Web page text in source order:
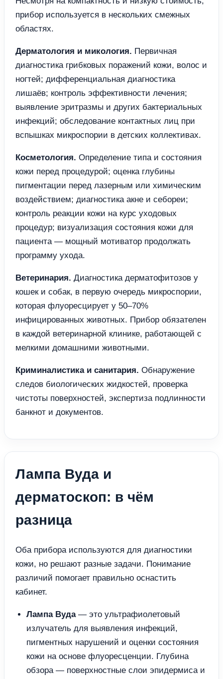
прибор используется в нескольких смежных
областях.
Дерматология и микология. Первичная
диагностика грибковых поражений кожи, волос и
ногтей; дифференциальная диагностика
лишаёв; контроль эффективности лечения;
выявление эритразмы и других бактериальных
инфекций; обследование контактных лиц при
вспышках микроспории в детских коллективах.
Косметология. Определение типа и состояния
кожи перед процедурой; оценка глубины
пигментации перед лазерным или химическим
воздействием; диагностика акне и себореи;
контроль реакции кожи на курс уходовых
процедур; визуализация состояния кожи для
пациента — мощный мотиватор продолжать
программу ухода.
Ветеринария. Диагностика дерматофитозов у
кошек и собак, в первую очередь микроспории,
которая флуоресцирует у 50–70%
инфицированных животных. Прибор обязателен
в каждой ветеринарной клинике, работающей с
мелкими домашними животными.
Криминалистика и санитария. Обнаружение
следов биологических жидкостей, проверка
чистоты поверхностей, экспертиза подлинности
банкнот и документов.
Лампа Вуда и
дерматоскоп: в чём
разница
Оба прибора используются для диагностики
кожи, но решают разные задачи. Понимание
различий помогает правильно оснастить
кабинет.
Лампа Вуда— это ультрафиолетовый
излучатель для выявления инфекций,
пигментных нарушений и оценки состояния
кожи на основе флуоресценции. Глубина
обзора — поверхностные слои эпидермиса и